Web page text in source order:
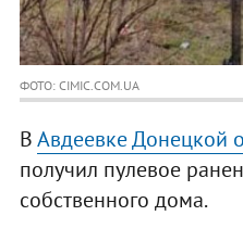
ФОТО: CIMIC.COM.UA
ВАвдеевке Донецкой
получил пулевое
собственного дома.